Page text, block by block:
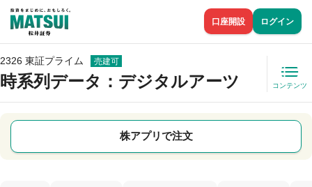
口座開設 ログイン
2326 東証プライム 売建可
時系列データ ：デジタルアーツ コンテンツ
株アプリで注文